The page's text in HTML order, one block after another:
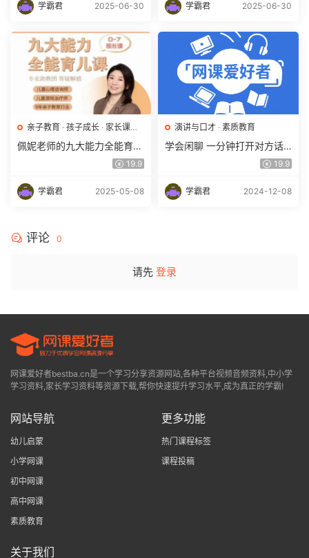
学霸君 2025-06-30 学霸君 2025-06-30
亲子教育 · 孩子成长 · 家长课堂
幼儿启蒙 · 素质教育
佩妮老师的九大能力全能育儿
课（0~7岁孩子家族）百度网
19.9
学霸君 2025-05-08
演讲与口才 · 素质教育
学会闲聊 一分钟打开对方话
匣子 终结尬聊 拯救社恐 优化
19.9
学霸君 2024-12-08
评论 0
请先 登录
网课爱好者bestba.cn是一个学习分享资源网站,各种平台视频音频资料,中小学
学习资料,家长学习资料等资源下载,帮你快速提升学习水平,成为真正的学霸!
网站导航
幼儿启蒙
小学网课
初中网课
高中网课
素质教育
更多功能
热门课程标签
课程投稿
关于我们